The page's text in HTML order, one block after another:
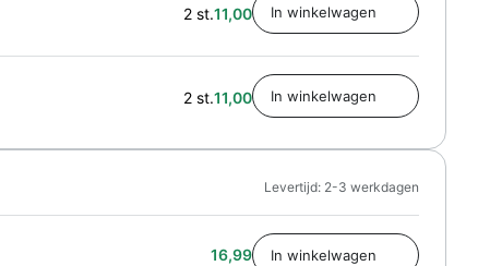
2 st.11,00
2 st.11,00
16,99
Levertijd: 2-3 werkdagen